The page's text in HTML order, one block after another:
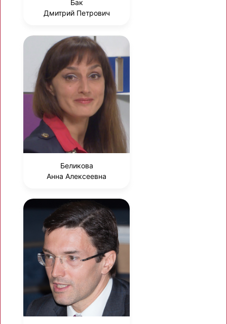
Бак
Дмитрий Петрович
Беликова
Анна Алексеевна